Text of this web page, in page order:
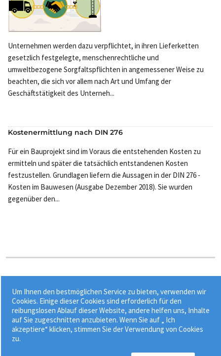
Unternehmen werden dazu verpflichtet, in ihren Lieferketten
gesetzlich festgelegte, menschenrechtliche und
umweltbezogene Sorgfaltspflichten in angemessener Weise zu
beachten, die sich vor allem nach Art und Umfang der
Geschäftstätigkeit des Unterneh...
Kostenermittlung nach DIN 276
Für ein Bauprojekt sind im Voraus die entstehenden Kosten zu
ermitteln und später die tatsächlich entstandenen Kosten
festzustellen. Grundlagen liefern die Aussagen in der DIN 276 -
Kosten im Bauwesen (Ausgabe Dezember 2018). Sie wurden
gegenüber den...
Stichworte:
Architekten- und Ingenieurleistung•DIN 276•Investition
Kostenanschlag•Kostenermittlung nach DIN 276
Um Ihnen den bestmöglichen Service zu bieten, verwenden wir
Cookies. Einige dieser Cookies sind erforderlich für den
reibungslosen Ablauf dieser Website, andere helfen uns, Inhalte
auf Sie zugeschnitten anzubieten. Wenn Sie auf „ Ich
akzeptiere“ klicken, stimmen Sie der Verwendung von Cookies
zu.